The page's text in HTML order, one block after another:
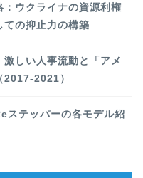
：ウクライナの資源利権
ての抑止力の構築
激しい人事流動と「アメ
2017-2021）
ステッパーの各モデル紹